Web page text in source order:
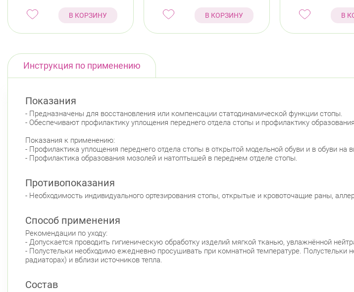
В КОРЗИНУ В КОРЗИНУ В
Инструкция по применению
Показания
- Предназначены для восстановления или компенсации статодинамической функции стопы.
- Обеспечивают профилактику уплощения переднего отдела стопы и профилактику
Показания к применению:
- Профилактика уплощения переднего отдела стопы в открытой модельной обуви и в обуви на
- Профилактика образования мозолей и натоптышей в переднем отделе стопы.
Противопоказания
- Необходимость индивидуального ортезирования стопы, открытые и кровоточащие раны,
Способ применения
Рекомендации по уходу:
- Допускается проводить гигиеническую обработку изделий мягкой тканью, увлажнённой
- Полустельки необходимо ежедневно просушивать при комнатной температуре. Полустельки
радиаторах) и вблизи источников тепла.
Состав